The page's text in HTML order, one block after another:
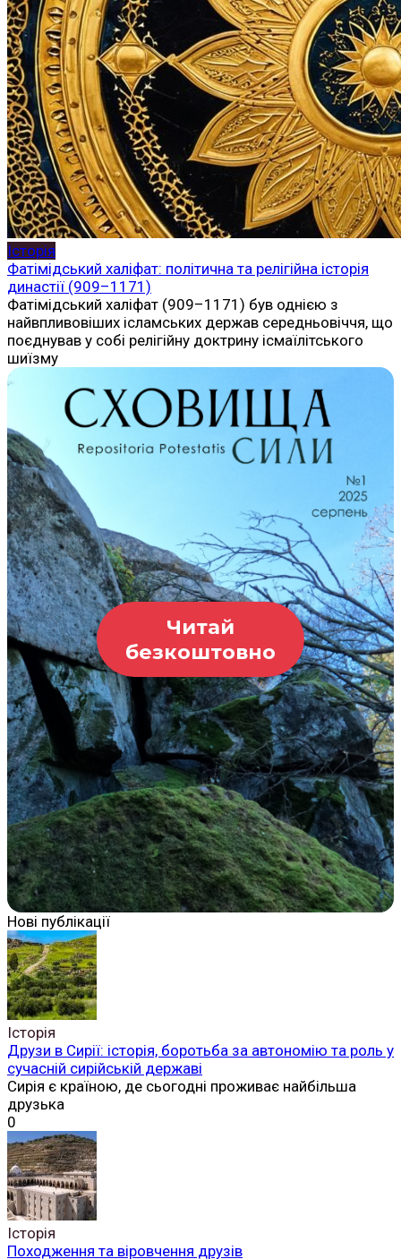
Історія
Фатімідський халіфат: політична та релігійна історія
династії (909–1171)
Фатімідський халіфат (909–1171) був однією з
найвпливовіших ісламських держав середньовіччя, що
поєднував у собі релігійну доктрину ісмаїлітського
шиїзму
Читай
безкоштовно
Нові публікації
Історія
Друзи в Сирії: історія, боротьба за автономію та роль у
сучасній сирійській державі
Сирія є країною, де сьогодні проживає найбільша
друзька
0
Історія
Походження та віровчення друзів